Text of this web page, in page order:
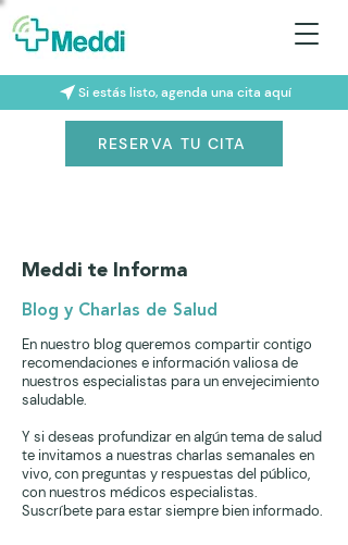
Si estás listo, agenda una cita aquí
RESERVA TU CITA
Meddi te Informa
Blog y Charlas de Salud
En nuestro blog queremos compartir contigo
recomendaciones e información valiosa de
nuestros especialistas para un envejecimiento
saludable.
Y si deseas profundizar en algún tema de salud
te invitamos a nuestras charlas semanales en
vivo, con preguntas y respuestas del público,
con nuestros médicos especialistas.
Suscríbete para estar siempre bien informado.